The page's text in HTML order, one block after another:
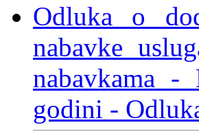
Odluka o
nabavke
nabavkama
godini -